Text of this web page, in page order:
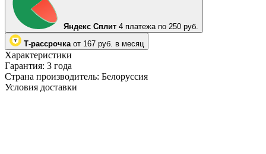
Яндекс Сплит 4 платежа по 250 руб.
Т-рассрочка от 167 руб. в месяц
Характеристики
Гарантия: 3 года
Страна производитель: Белоруссия
Условия доставки